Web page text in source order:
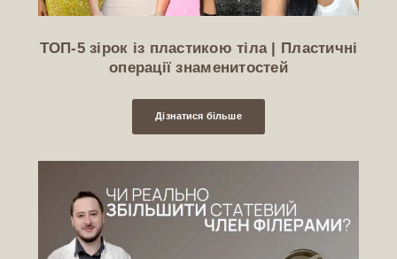
ТОП-5 зірок із пластикою тіла | Пластичні
операції знаменитостей
Дізнатися більше